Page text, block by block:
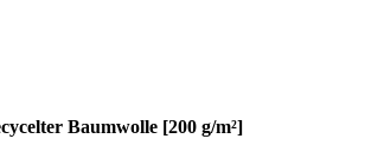
Baumwolle [200 g/m²]